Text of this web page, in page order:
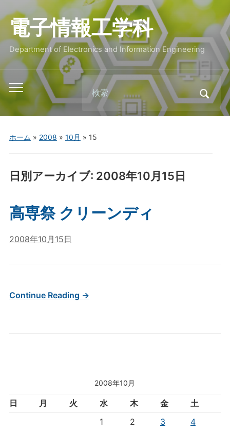
電子情報工学科
Department of Electronics and Information Engineering
Toggle
mobile
menu
Search
for:
ホーム » 2008 » 10月 » 15
日別アーカイブ: 2008年10月15日
2008年10月
日 月 火 水 木 金
土
1
2 3
4
高専祭 クリーンディ
2008年10月15日
Continue Reading →